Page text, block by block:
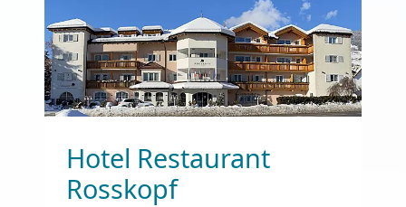
Hotel Restaurant
Rosskopf